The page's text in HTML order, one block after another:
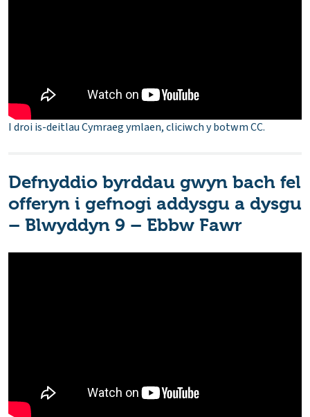
I droi is-deitlau Cymraeg ymlaen, cliciwch y botwm CC.
Defnyddio byrddau gwyn bach fel
offeryn i gefnogi addysgu a dysgu
– Blwyddyn 9 – Ebbw Fawr